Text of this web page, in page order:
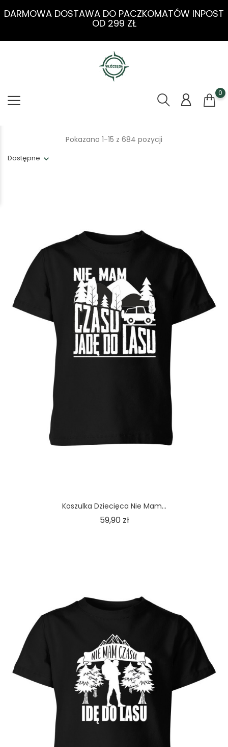
DARMOWA DOSTAWA DO PACZKOMATÓW INPOST
OD 299 ZŁ
0
Dostępne
Pokazano 1-15 z 684 pozycji
Koszulka Dziecięca Nie Mam...
59,90 złCena